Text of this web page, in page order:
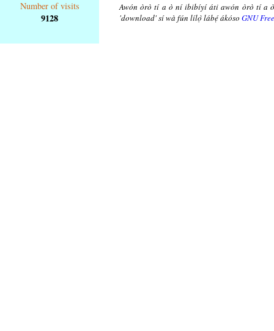
Number of visits
9128
Awón òrò tí a ò ní ibibíyí áti awón òrò tí a
'download' sí wà fún lílọ̀ lábẹ́ ákóso GNU